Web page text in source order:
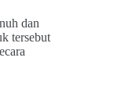
dan
tersebut